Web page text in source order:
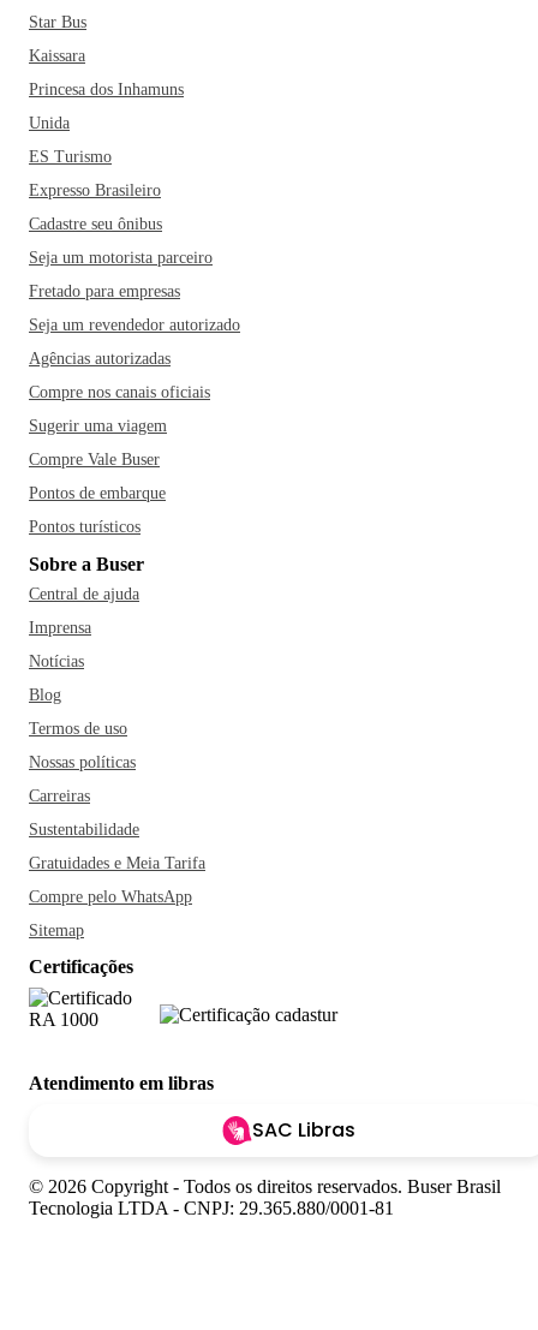
Star Bus
Kaissara
Princesa dos Inhamuns
Unida
ES Turismo
Expresso Brasileiro
Cadastre seu ônibus
Seja um motorista parceiro
Fretado para empresas
Seja um revendedor autorizado
Agências autorizadas
Compre nos canais oficiais
Sugerir uma viagem
Compre Vale Buser
Pontos de embarque
Pontos turísticos
Sobre a Buser
Central de ajuda
Imprensa
Notícias
Blog
Termos de uso
Nossas políticas
Carreiras
Sustentabilidade
Gratuidades e Meia Tarifa
Compre pelo WhatsApp
Sitemap
Certificações
Atendimento em libras
SAC Libras
© 2026 Copyright - Todos os direitos reservados. Buser Brasil
Tecnologia LTDA - CNPJ: 29.365.880/0001-81